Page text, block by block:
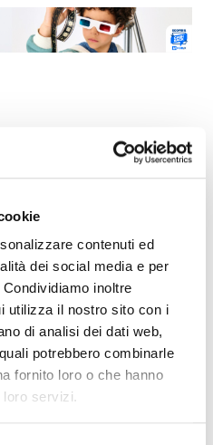
contenuti ed
dei social media e per
inoltre
utilizza il nostro sito con i
di analisi dei dati web,
potrebbero combinarle
fornito loro o che hanno
servizi.